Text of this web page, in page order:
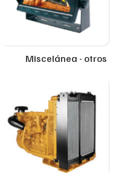
Miscelánea - otros